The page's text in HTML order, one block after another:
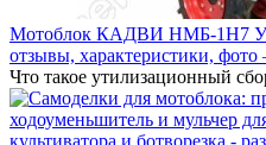
Мотоблок КАДВИ НМБ-1Н7
отзывы, характеристики,
Что такое утилизационный